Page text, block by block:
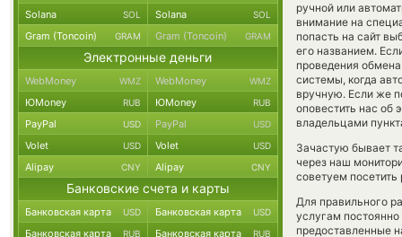
ручной или
внимание на
попасть на сайт
его названием.
проведения
системы, когда
вручную. Если же
оповестить нас
владельцами
Зачастую бывает
через наш
советуем посетить
Для правильного
услугам
предоставленные
Solana SOL Solana SOL
Gram (Toncoin) GRAM Gram (Toncoin) GRAM
Электронные деньги
WebMoney WMZ WebMoney WMZ
ЮMoney RUB ЮMoney RUB
PayPal USD PayPal USD
Volet USD Volet USD
Alipay CNY Alipay CNY
Банковские счета и карты
Банковская карта USD Банковская карта USD
Банковская карта RUB Банковская карта RUB